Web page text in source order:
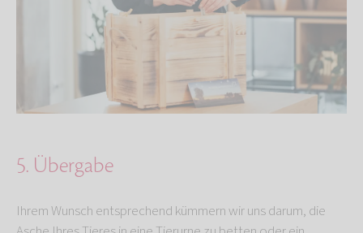
5. Übergabe
Ihrem Wunsch entsprechend kümmern wir uns darum, die